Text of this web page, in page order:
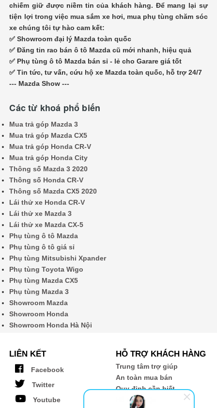
chiếm giữ được niềm tin của khách hàng. Để mang lại sự
tiện lợi trong việc mua sắm xe hơi, mua phụ tùng chăm sóc
xe chúng tôi tự hào cam kết:
✅ Showroom đại lý Mazda toàn quốc
✅ Đăng tin rao bán ô tô Mazda cũ mới nhanh, hiệu quả
✅ Phụ tùng ô tô Mazda bán sỉ - lẻ cho Garare giá tốt
✅ Tin tức, tư vấn, cứu hộ xe Mazda toàn quốc, hỗ trợ 24/7
--- Mazda Show ---
Các từ khoá phổ biến
Mua trả góp Mazda 3
Mua trả góp Mazda CX5
Mua trả góp Honda CR-V
Mua trả góp Honda City
Thông số Mazda 3 2020
Thông số Honda CR-V
Thông số Mazda CX5 2020
Lái thử xe Honda CR-V
Lái thử xe Mazda 3
Lái thử xe Mazda CX-5
Phụ tùng ô tô Mazda
Phụ tùng ô tô giá sỉ
Phụ tùng Mitsubishi Xpander
Phụ tùng Toyota Wigo
Phụ tùng Mazda CX5
Phụ tùng Mazda 3
Showroom Mazda
Showroom Honda
Showroom Honda Hà Nội
LIÊN KẾT
Facebook
Twitter
Youtube
HỖ TRỢ KHÁCH HÀNG
Trung tâm trợ giúp
An toàn mua bán
Quy định cần biết
Hỗ trợ FAQs